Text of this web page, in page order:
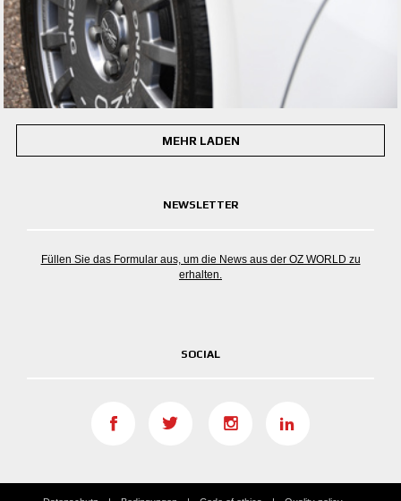
MEHR LADEN
NEWSLETTER
Füllen Sie das Formular aus, um die News aus der OZ WORLD zu
erhalten.
SOCIAL